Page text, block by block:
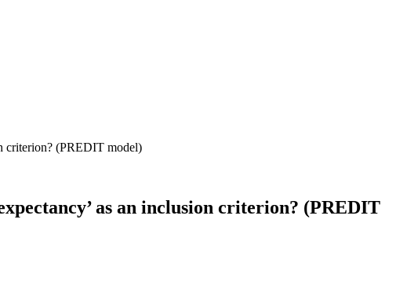
criterion? (PREDIT model)
as an inclusion criterion? (PREDIT